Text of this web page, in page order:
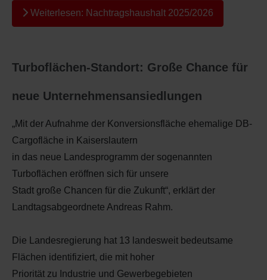
Weiterlesen: Nachtragshaushalt 2025/2026
Turboflächen-Standort: Große Chance für
neue Unternehmensansiedlungen
„Mit der Aufnahme der Konversionsfläche ehemalige DB-
Cargofläche in Kaiserslautern
in das neue Landesprogramm der sogenannten
Turboflächen eröffnen sich für unsere
Stadt große Chancen für die Zukunft“, erklärt der
Landtagsabgeordnete Andreas Rahm.
Die Landesregierung hat 13 landesweit bedeutsame
Flächen identifiziert, die mit hoher
Priorität zu Industrie und Gewerbegebieten